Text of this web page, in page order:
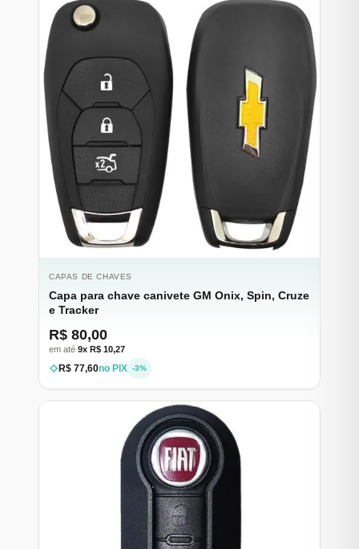
CAPAS DE CHAVES
Capa para chave canivete GM Onix, Spin, Cruze
e Tracker
R$ 80,00
em até 9x R$ 10,27
R$ 77,60no PIX -3%